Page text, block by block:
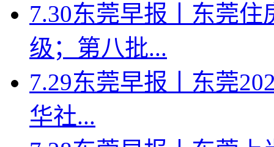
7.30东莞早报丨东莞
级；第八批...
7.29东莞早报丨东莞
华社...